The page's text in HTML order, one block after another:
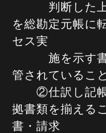
判断した上で
を総勘定元帳に
セス実
施を示す書類
管されている こと
②仕訳し記帳
拠書類を揃える
書・請求